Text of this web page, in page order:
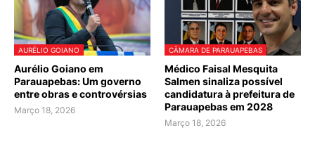
AURÉLIO GOIANO
Aurélio Goiano em
Parauapebas: Um governo
entre obras e controvérsias
Março 18, 2026
CÂMARA DE PARAUAPEBAS
Médico Faisal Mesquita
Salmen sinaliza possível
candidatura à prefeitura de
Parauapebas em 2028
Março 18, 2026